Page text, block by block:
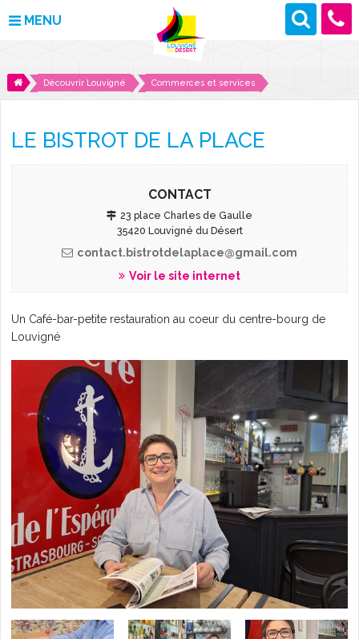
MENU
MAIRIE
DÉCOUVRIR LOUVIGNÉ
ENFANCE ET JEUNESSE
DES PROJETS POUR DEMAIN
ACTUALITÉS
L'AGENDA
Découvrir Louvigné Commerces et services
LE BISTROT DE LA PLACE
CONTACT
23 place Charles de Gaulle
35420 Louvigné du Désert
contact.bistrotdelaplace@gmail.com
Voir le site internet
Un Café-bar-petite restaurationau coeur du centre-bourg de
Louvigné